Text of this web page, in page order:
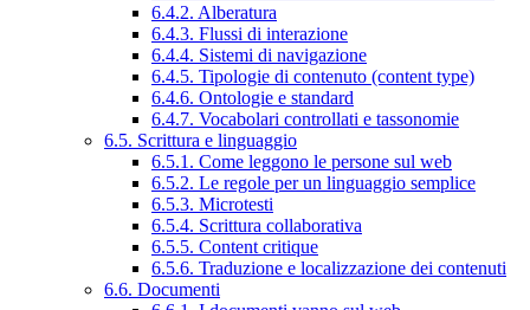
6.4.2. Alberatura
6.4.3. Flussi di interazione
6.4.4. Sistemi di navigazione
6.4.5. Tipologie di contenuto (content type)
6.4.6. Ontologie e standard
6.4.7. Vocabolari controllati e tassonomie
6.5. Scrittura e linguaggio
6.5.1. Come leggono le persone sul web
6.5.2. Le regole per un linguaggio semplice
6.5.3. Microtesti
6.5.4. Scrittura collaborativa
6.5.5. Content critique
6.5.6. Traduzione e localizzazione dei contenuti
6.6. Documenti